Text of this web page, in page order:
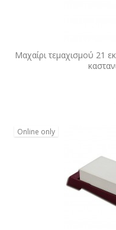
Μαχαίρι τεμαχισμού 21
Online only